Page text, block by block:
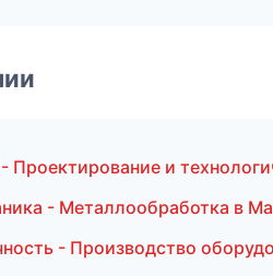
Проектирование и
- Металлообработка в
- Производство